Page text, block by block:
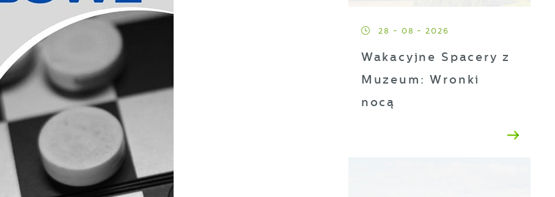
28 - 08 - 2026
Wakacyjne Spacery z
Muzeum: Wronki
nocą
Ustawienia
Szanujemy Twoją prywatność. Możesz zmienić ustawienia
cookies lub zaakceptować je wszystkie. W dowolnym momencie
możesz dokonać zmiany swoich ustawień.